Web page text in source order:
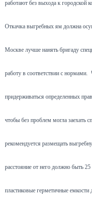
работают без выхода к городской
Откачка выгребных ям должна
Москве лучше нанять бригаду
работу в соответствии с нормами.
придерживаться определенных
чтобы без проблем могла заехать
рекомендуется размещать
расстояние от него должно быть
пластиковые герметичные емкости